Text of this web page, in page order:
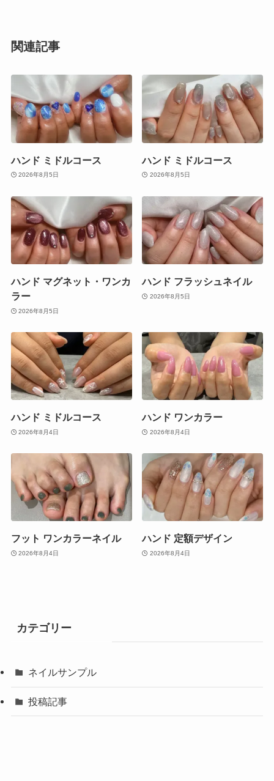
関連記事
ハンド ミドルコース
2026年8月5日
ハンド ミドルコース
2026年8月5日
ハンド マグネット・ワンカ
ラー
2026年8月5日
ハンド フラッシュネイル
2026年8月5日
ハンド ミドルコース
2026年8月4日
ハンド ワンカラー
2026年8月4日
フット ワンカラーネイル
2026年8月4日
ハンド 定額デザイン
2026年8月4日
カテゴリー
ネイルサンプル
投稿記事